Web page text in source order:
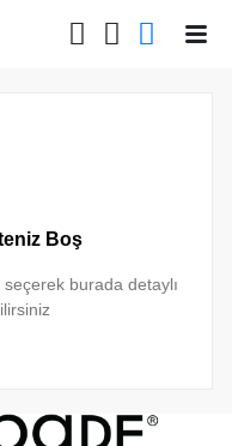
Boş
burada detaylı